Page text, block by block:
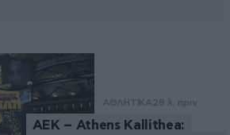
ΑΘΛΗΤΙΚΑ28 λ. πριν
ΑΕΚ – Athens Kallithea: